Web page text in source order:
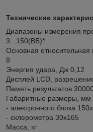
Технические
Диапазоны измерения
3...150(ВБ)*
Основная относительная
8
Энергия удара, Дж 0,12
Дисплей LCD,
Память результатов 30000
Габаритные размеры, мм
- электронного блока
- склерометра 30x165
Масса, кг